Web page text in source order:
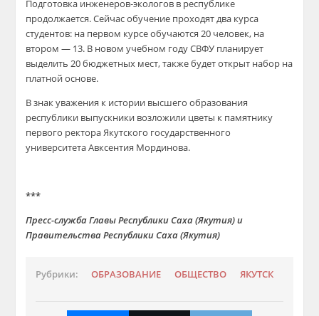
Подготовка инженеров-экологов в республике
продолжается. Сейчас обучение проходят два курса
студентов: на первом курсе обучаются 20 человек, на
втором — 13. В новом учебном году СВФУ планирует
выделить 20 бюджетных мест, также будет открыт набор на
платной основе.
В знак уважения к истории высшего образования
республики выпускники возложили цветы к памятнику
первого ректора Якутского государственного
университета Авксентия Мординова.
***
Пресс-служба Главы Республики Саха (Якутия) и
Правительства Республики Саха (Якутия)
Рубрики: ОБРАЗОВАНИЕ ОБЩЕСТВО ЯКУТСК